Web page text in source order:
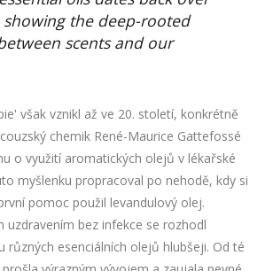
showing the deep-rooted
scents and our
však vznikl až ve 20. století, konkrétně
chemik René-Maurice Gattefossé
o využití aromatických olejů v lékařské
myšlenku propracoval po nehodě, kdy si
pomoc použil levandulový olej.
uzdravením bez infekce se rozhodl
různých esenciálních olejů hlubšeji. Od té